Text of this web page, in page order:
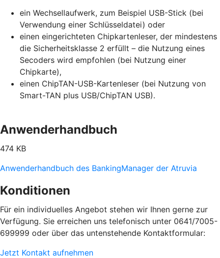
ein Wechsellaufwerk, zum Beispiel USB-Stick (bei
Verwendung einer Schlüsseldatei) oder
einen eingerichteten Chipkartenleser, der mindestens
die Sicherheitsklasse 2 erfüllt – die Nutzung eines
Secoders wird empfohlen (bei Nutzung einer
Chipkarte),
einen ChipTAN-USB-Kartenleser (bei Nutzung von
Smart-TAN plus USB/ChipTAN USB).
Anwenderhandbuch
474 KB
Anwenderhandbuch des BankingManager der Atruvia
Konditionen
Für ein individuelles Angebot stehen wir Ihnen gerne zur
Verfügung. Sie erreichen uns telefonisch unter 0641/7005-
699999 oder über das untenstehende Kontaktformular:
Jetzt Kontakt aufnehmen